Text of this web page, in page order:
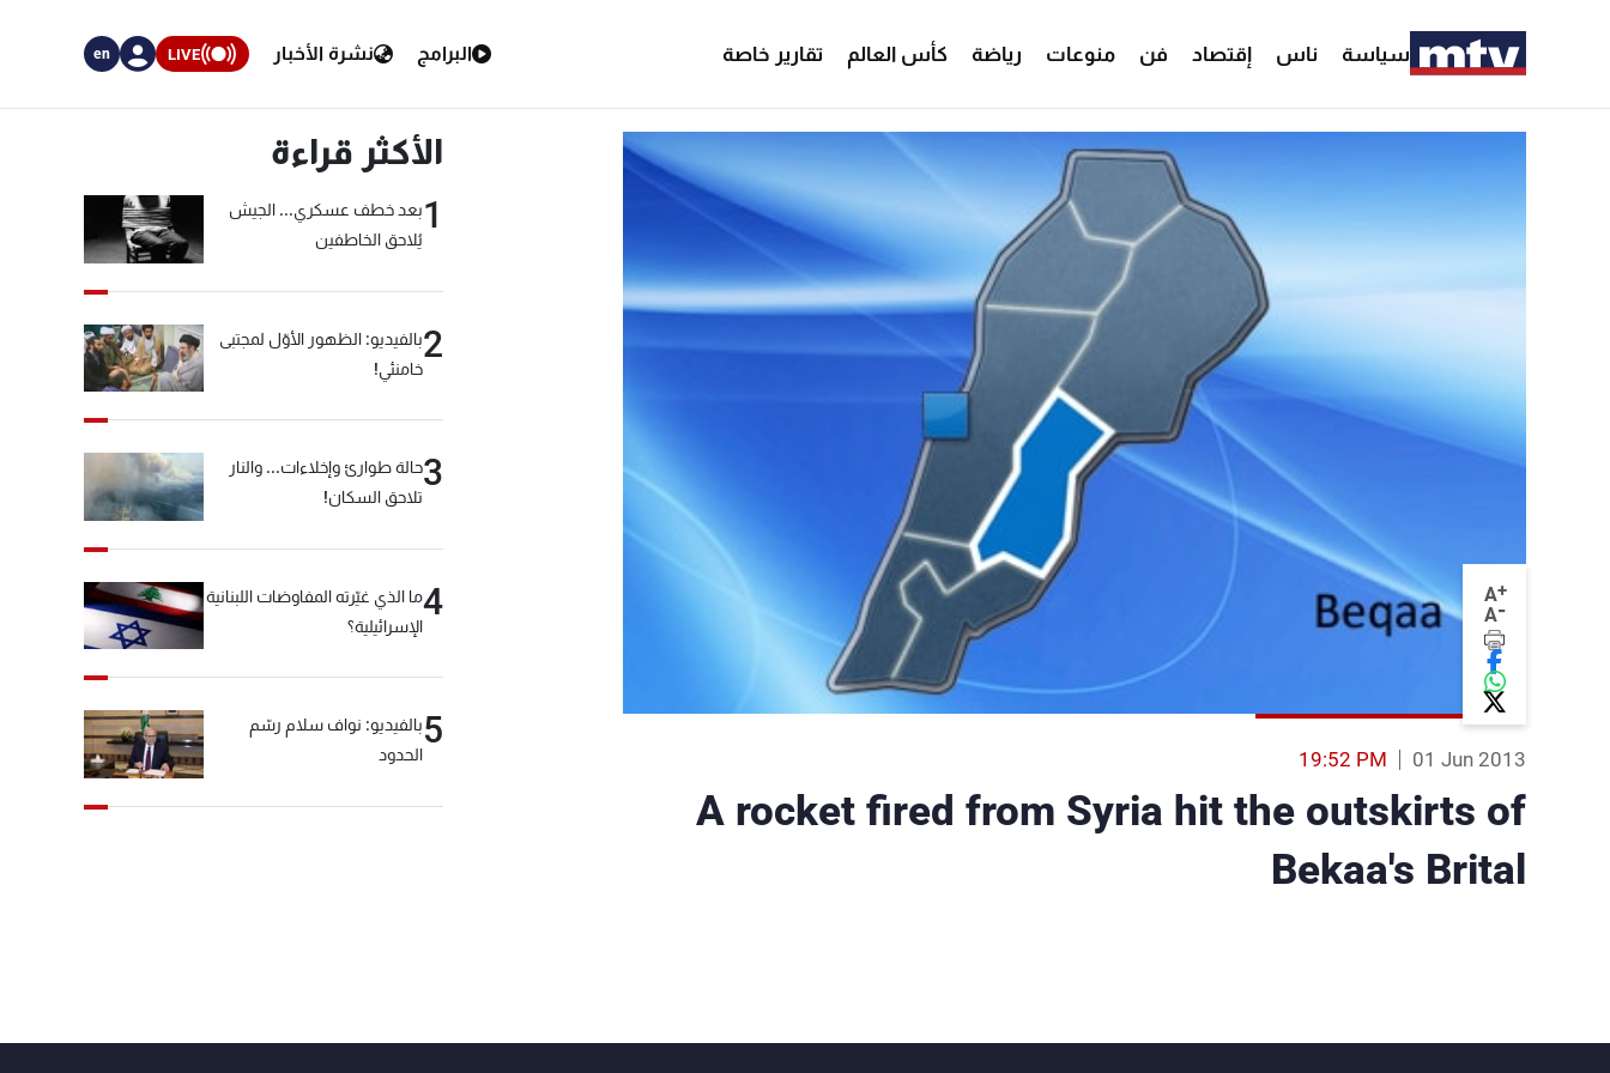
سياسة ناس إقتصاد فن منوعات رياضة كأس العالم تقارير خاصة البرامج نشرة الأخبار LIVE
en
A+
A-
01 Jun 2013
19:52 PM
A rocket fired from Syria hit the outskirts of
Bekaa's Brital
الأكثر قراءة
1بعد خطف عسكري... الجيش
يُلاحق الخاطفين
2بالفيديو: الظهور الأوّل لمجتبى
خامنئي!
3حالة طوارئ وإخلاءات... والنار
تلاحق السكان!
4ما الذي غيّرته المفاوضات اللبنانية
الإسرائيلية؟
5بالفيديو: نواف سلام رسّم
الحدود